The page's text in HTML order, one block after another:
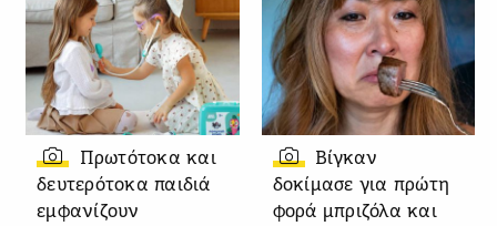
Πρωτότοκα και
δευτερότοκα παιδιά
εμφανίζουν
Βίγκαν
δοκίμασε για πρώτη
φορά μπριζόλα και